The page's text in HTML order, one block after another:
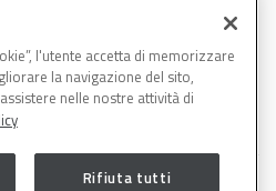
l'utente accetta di memorizzare
la navigazione del sito,
nelle nostre attività di
Rifiuta tutti